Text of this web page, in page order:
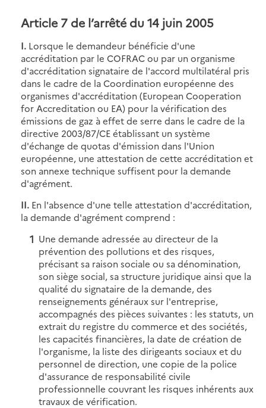
Article 7 de l’arrêté du 14 juin 2005
I. Lorsque le demandeur bénéficie d'une
accréditation par le COFRAC ou par un organisme
d'accréditation signataire de l'accord multilatéral pris
dans le cadre de la Coordination européenne des
organismes d'accréditation (European Cooperation
for Accreditation ou EA) pour la vérification des
émissions de gaz à effet de serre dans le cadre de la
directive 2003/87/CE établissant un système
d'échange de quotas d'émission dans l'Union
européenne, une attestation de cette accréditation et
son annexe technique suffisent pour la demande
d'agrément.
II. En l'absence d'une telle attestation d'accréditation,
la demande d'agrément comprend :
Une demande adressée au directeur de la
prévention des pollutions et des risques,
précisant sa raison sociale ou sa dénomination,
son siège social, sa structure juridique ainsi que la
qualité du signataire de la demande, des
renseignements généraux sur l'entreprise,
accompagnés des pièces suivantes : les statuts, un
extrait du registre du commerce et des sociétés,
les capacités financières, la date de création de
l'organisme, la liste des dirigeants sociaux et du
personnel de direction, une copie de la police
d'assurance de responsabilité civile
professionnelle couvrant les risques inhérents aux
travaux de vérification.